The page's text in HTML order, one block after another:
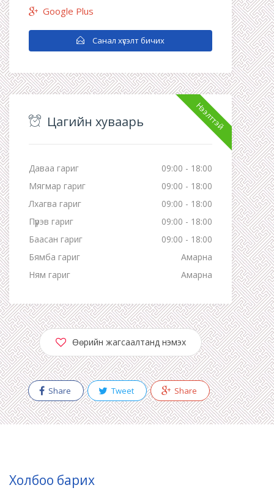
Google Plus
Санал хүсэлт бичих
Нээлттэй
Цагийн хуваарь
Даваа гариг
09:00 - 18:00
Мягмар гариг
09:00 - 18:00
Лхагва гариг
09:00 - 18:00
Пүрэв гариг
09:00 - 18:00
Баасан гариг
09:00 - 18:00
Бямба гариг
Амарна
Ням гариг
Амарна
Өөрийн жагсаалтанд нэмэх
Share Tweet Share
Холбоо барих